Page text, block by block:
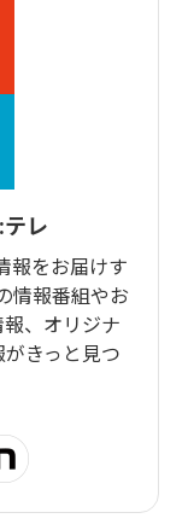
レ
報をお届けす
情報番組やお
、オリジナ
きっと見つ